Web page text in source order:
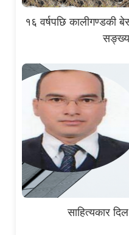
१६ वर्षपछि कालीगण्डकी
साहित्यकार